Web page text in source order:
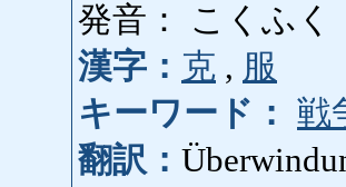
発音： こくふく
漢字： 克 , 服
キーワード： 戦
翻訳：